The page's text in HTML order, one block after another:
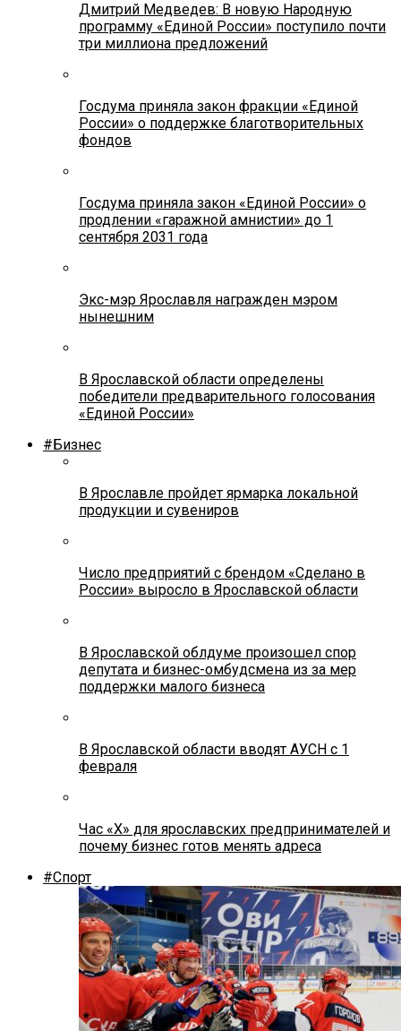
Дмитрий Медведев: В новую Народную
программу «Единой России» поступило почти
три миллиона предложений
Госдума приняла закон фракции «Единой
России» о поддержке благотворительных
фондов
Госдума приняла закон «Единой России» о
продлении «гаражной амнистии» до 1
сентября 2031 года
Экс-мэр Ярославля награжден мэром
нынешним
В Ярославской области определены
победители предварительного голосования
«Единой России»
#Бизнес
В Ярославле пройдет ярмарка локальной
продукции и сувениров
Число предприятий с брендом «Сделано в
России» выросло в Ярославской области
В Ярославской облдуме произошел спор
депутата и бизнес-омбудсмена из за мер
поддержки малого бизнеса
В Ярославской области вводят АУСН с 1
февраля
Час «Х» для ярославских предпринимателей и
почему бизнес готов менять адреса
#Спорт